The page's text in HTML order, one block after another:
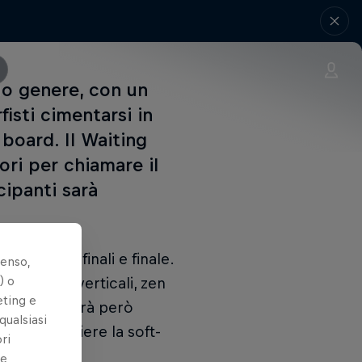
genere, con un
cimentarsi in
Il Waiting
per chiamare il
sarà
semifinali e finale.
valuterà verticali, zen
tavola andrà però
di scegliere la soft-
o
e